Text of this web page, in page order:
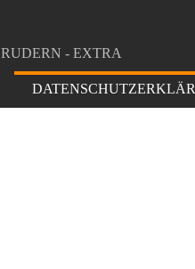
RUDERN - EXTRA